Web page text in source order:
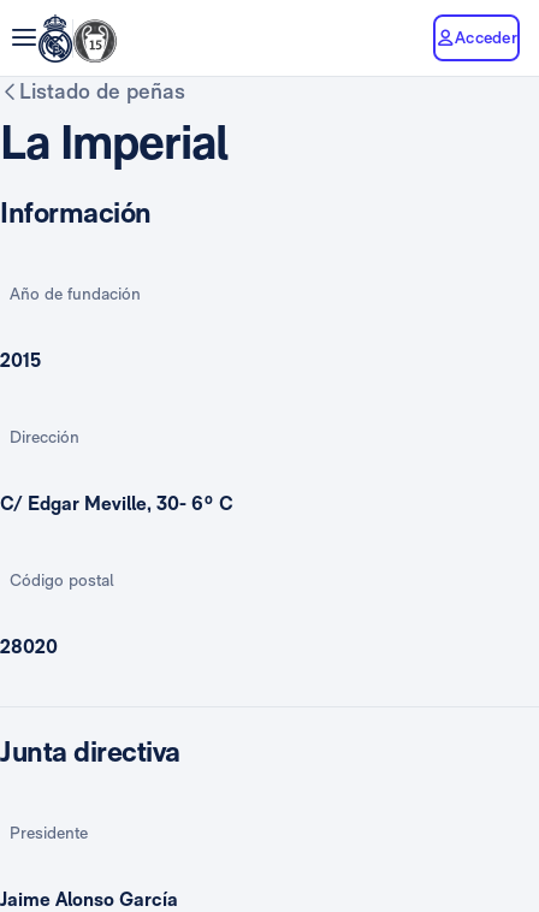
Acceder
Listado de peñas
La Imperial
Información
Año de fundación
2015
Dirección
C/ Edgar Meville, 30- 6º C
Código postal
28020
Junta directiva
Presidente
Jaime Alonso García